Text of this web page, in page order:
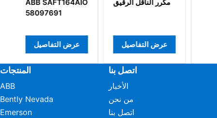
مكرر الناقل الرقيق
عرض التفاصيل
3BHL000389P0104
عرض التفاصيل
المنتجات
ABB
Bently Nevada
Emerson
اتصل بنا
الأخبار
من نحن
اتصل بنا